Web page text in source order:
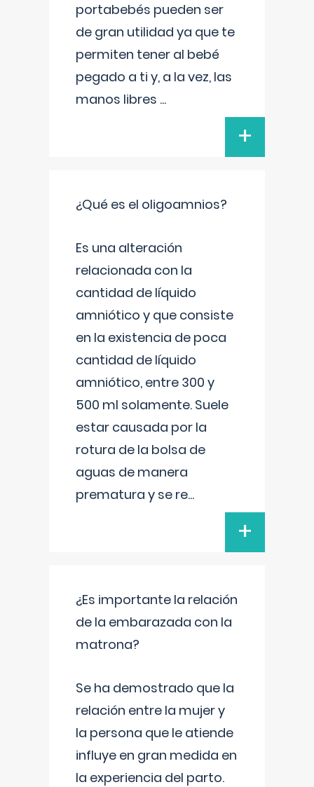
portabebés pueden ser
de gran utilidad ya que te
permiten tener al bebé
pegado a ti y, a la vez, las
manos libres ...
+
¿Qué es el oligoamnios?
Es una alteración
relacionada con la
cantidad de líquido
amniótico y que consiste
en la existencia de poca
cantidad de líquido
amniótico, entre 300 y
500 ml solamente. Suele
estar causada por la
rotura de la bolsa de
aguas de manera
prematura y se re...
+
¿Es importante la relación
de la embarazada con la
matrona?
Se ha demostrado que la
relación entre la mujer y
la persona que le atiende
influye en gran medida en
la experiencia del parto.